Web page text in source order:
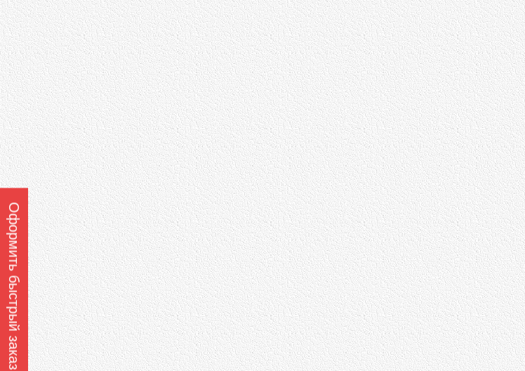
Оформить быстрый заказ